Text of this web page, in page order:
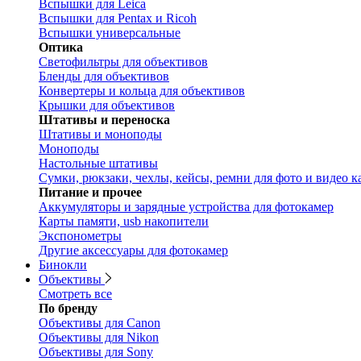
Вспышки для Leica
Вспышки для Pentax и Ricoh
Вспышки универсальные
Оптика
Светофильтры для объективов
Бленды для объективов
Конвертеры и кольца для объективов
Крышки для объективов
Штативы и переноска
Штативы и моноподы
Моноподы
Настольные штативы
Сумки, рюкзаки, чехлы, кейсы, ремни для фото и видео
Питание и прочее
Аккумуляторы и зарядные устройства для фотокамер
Карты памяти, usb накопители
Экспонометры
Другие аксессуары для фотокамер
Бинокли
Объективы
Смотреть все
По бренду
Объективы для Canon
Объективы для Nikon
Объективы для Sony